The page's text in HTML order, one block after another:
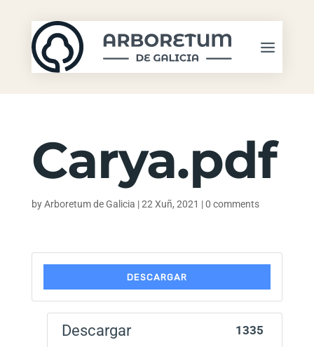
Carya.pdf
byArboretum de Galicia |22 Xuñ, 2021 |0 comments
DESCARGAR
Descargar 1335